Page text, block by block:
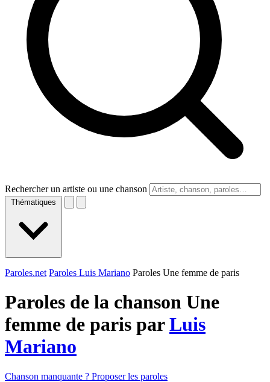
Rechercher un artiste ou une chanson
Thématiques
Paroles.net Paroles Luis Mariano Paroles Une femme de paris
Paroles de la chanson Une
femme de paris parLuis
Mariano
Chanson manquante ? Proposer les paroles